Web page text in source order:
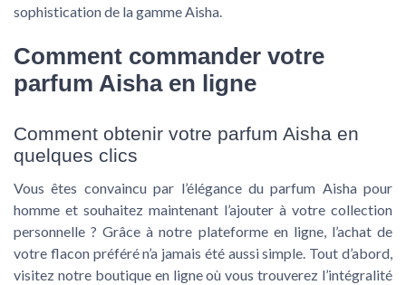
sophistication de la gamme Aisha.
Comment commander votre
parfum Aisha en ligne
Comment obtenir votre parfum Aisha en
quelques clics
Vous êtes convaincu par l’élégance du parfum Aisha pour
homme et souhaitez maintenant l’ajouter à votre collection
personnelle ? Grâce à notre plateforme en ligne, l’achat de
votre flacon préféré n’a jamais été aussi simple. Tout d’abord,
visitez notre boutique en ligne où vous trouverez l’intégralité